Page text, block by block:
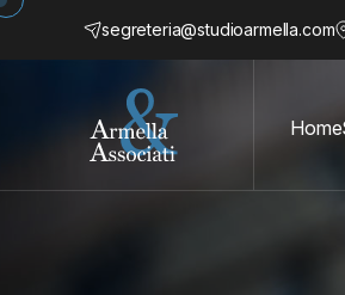
segreteria@studioarmella.com
Home